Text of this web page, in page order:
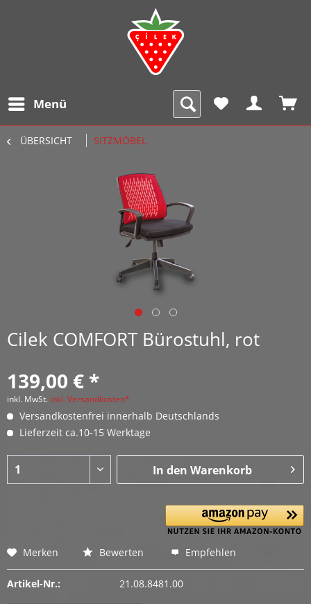
Menü
ÜBERSICHT SITZMÖBEL
Cilek COMFORT Bürostuhl, rot
139,00 € *
inkl. MwSt. inkl. Versandkosten*
Versandkostenfrei innerhalb Deutschlands
Lieferzeit ca.10-15 Werktage
In den Warenkorb
Merken Bewerten Empfehlen
Artikel-Nr.: 21.08.8481.00